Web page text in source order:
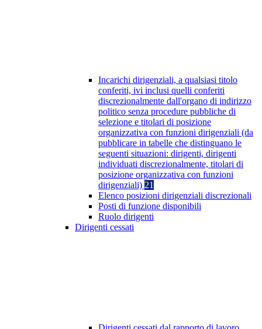
Incarichi dirigenziali, a qualsiasi titolo
conferiti, ivi inclusi quelli conferiti
discrezionalmente dall'organo di indirizzo
politico senza procedure pubbliche di
selezione e titolari di posizione
organizzativa con funzioni dirigenziali (da
pubblicare in tabelle che distinguano le
seguenti situazioni: dirigenti, dirigenti
individuati discrezionalmente, titolari di
posizione organizzativa con funzioni
dirigenziali) 21
Elenco posizioni dirigenziali discrezionali
Posti di funzione disponibili
Ruolo dirigenti
Dirigenti cessati